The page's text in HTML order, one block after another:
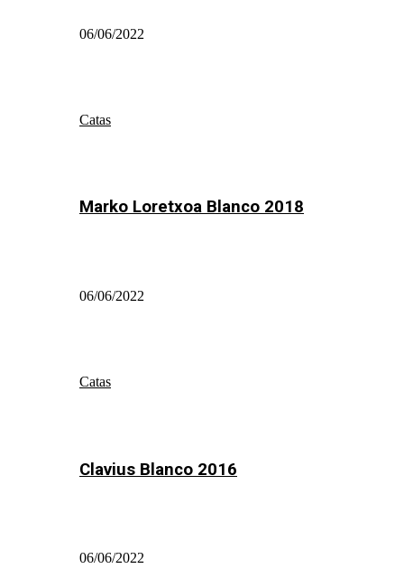
06/06/2022
Catas
Marko Loretxoa Blanco 2018
06/06/2022
Catas
Clavius Blanco 2016
06/06/2022